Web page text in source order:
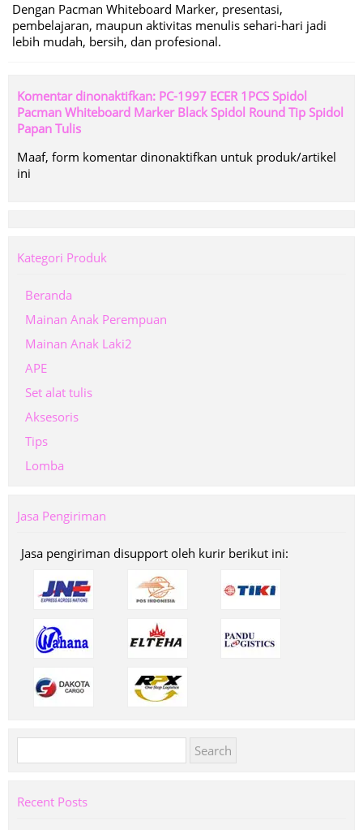
Dengan Pacman Whiteboard Marker, presentasi,
pembelajaran, maupun aktivitas menulis sehari-hari jadi
lebih mudah, bersih, dan profesional.
Komentar dinonaktifkan: PC-1997 ECER 1PCS Spidol
Pacman Whiteboard Marker Black Spidol Round Tip Spidol
Papan Tulis
Maaf, form komentar dinonaktifkan untuk produk/artikel
ini
Kategori Produk
Beranda
Mainan Anak Perempuan
Mainan Anak Laki2
APE
Set alat tulis
Aksesoris
Tips
Lomba
Jasa Pengiriman
Jasa pengiriman disupport oleh kurir berikut ini:
for:
Recent Posts